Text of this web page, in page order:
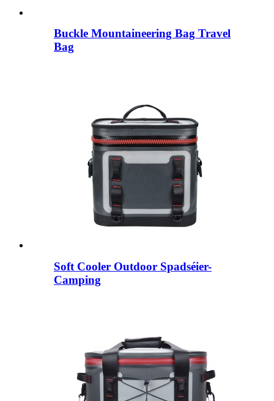
Buckle Mountaineering Bag Travel
Bag
Soft Cooler Outdoor Spadséier-
Camping